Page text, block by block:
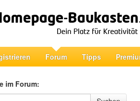
Forum Tipps
im Forum:
Forum